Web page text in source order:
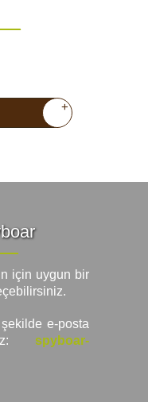
+
için uygun bir
e-posta
spyboar-